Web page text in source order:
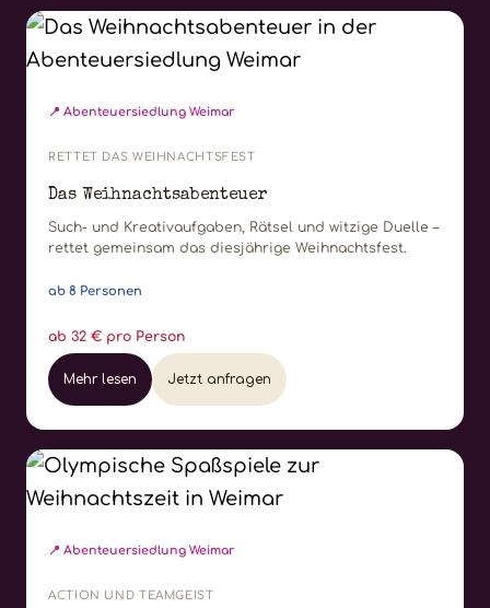
📍 Abenteuersiedlung Weimar
RETTET DAS WEIHNACHTSFEST
Das Weihnachtsabenteuer
Such- und Kreativaufgaben, Rätsel und witzige Duelle –
rettet gemeinsam das diesjährige Weihnachtsfest.
ab 8 Personen
ab 32 € pro Person
Mehr lesen Jetzt anfragen
📍 Abenteuersiedlung Weimar
ACTION UND TEAMGEIST